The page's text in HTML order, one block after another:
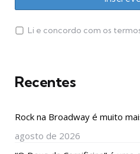
Li e concordo com os
Recentes
Rock na Broadway é muito
agosto de 2026